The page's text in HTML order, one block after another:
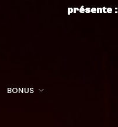
présente :
BONUS